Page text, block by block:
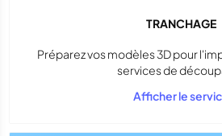
TRANCHAGE
Préparez vos modèles 3D pour
services de
Afficher le